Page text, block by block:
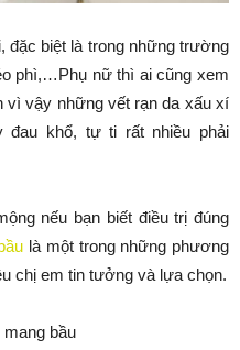
đặc biệt là trong những trường
phì,…Phụ nữ thì ai cũng xem
vì vậy những vết rạn da xấu xí
đau khổ, tự ti rất nhiều phải
nếu bạn biết điều trị đúng
là một trong những phương
chị em tin tưởng và lựa chọn.